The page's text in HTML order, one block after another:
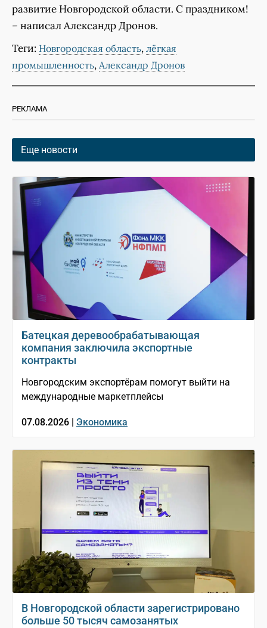
развитие Новгородской области. С праздником!
– написал Александр Дронов.
Теги: Новгородская область, лёгкая
промышленность, Александр Дронов
РЕКЛАМА
Еще новости
Батецкая деревообрабатывающая
компания заключила экспортные
контракты
Новгородским экспортёрам помогут выйти на
международные маркетплейсы
07.08.2026 | Экономика
В Новгородской области зарегистрировано
больше 50 тысяч самозанятых